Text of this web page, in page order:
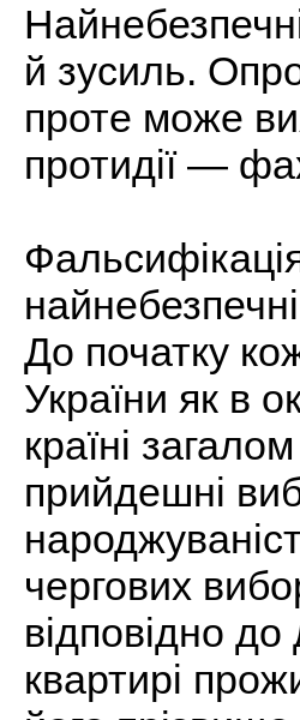
й зусиль.
проте може
протидії —
До початку
України як в
країні
прийдешні
чергових
відповідно
квартирі